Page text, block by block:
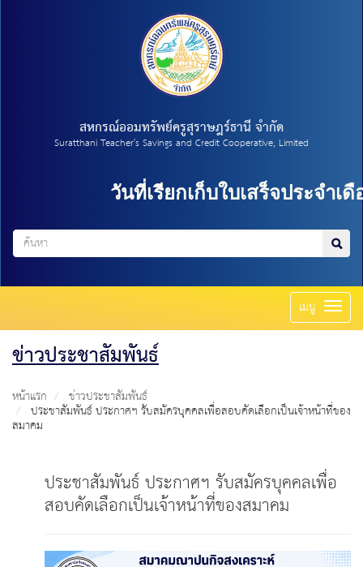
สหกรณ์ออมทรัพย์ครูสุราษฎร์ธานี จำกัด
Suratthani Teacher's Savings and Credit Cooperative, Limited
วันที่เรียกเก็บใบเสร็จประจำเดือน
เมนู Toggle
ข่าวประชาสัมพันธ์
หน้าแรก ข่าวประชาสัมพันธ์
ประชาสัมพันธ์ ประกาศฯ รับสมัครบุคคลเพื่อสอบคัดเลือกเป็นเจ้าหน้าที่ของ
สมาคม
ประชาสัมพันธ์ ประกาศฯ รับสมัครบุคคลเพื่อ
สอบคัดเลือกเป็นเจ้าหน้าที่ของสมาคม